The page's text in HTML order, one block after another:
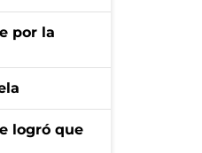
por la
logró que